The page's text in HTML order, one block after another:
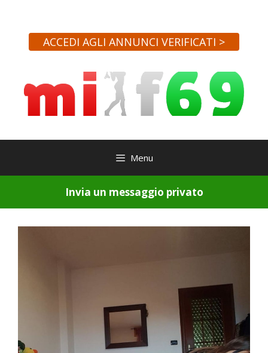
contenutoACCEDI AGLI ANNUNCI VERIFICATI >
Menu
Invia un messaggio privato